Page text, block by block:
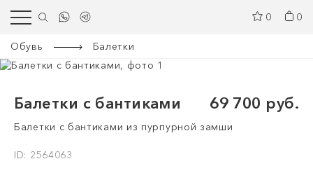
0 0
Обувь Балетки
Балетки с бантиками 69 700 руб.
Балетки с бантиками из пурпурной замши
ID: 2564063